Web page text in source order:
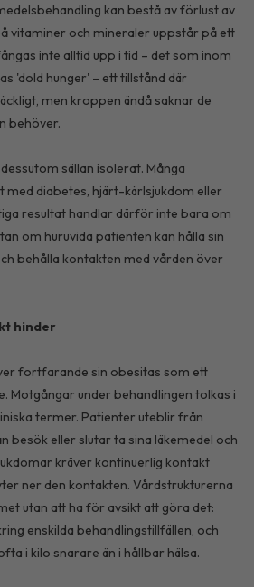
kan bestå av förlust av
vitaminer och mineraler uppstår på ett
inte alltid upp i tid – det som inom
'dold hunger' – ett tillstånd där
men kroppen ändå saknar de
behöver.
sällan isolerat. Många
diabetes, hjärt-kärlsjukdom eller
resultat handlar därför inte bara om
om huruvida patienten kan hålla sin
behålla kontakten med vården över
hinder
fortfarande sin obesitas som ett
Motgångar under behandlingen tolkas i
termer. Patienter uteblir från
besök eller slutar ta sina läkemedel och
kräver kontinuerlig kontakt
ner den kontakten. Vårdstrukturerna
utan att ha för avsikt att göra det:
enskilda behandlingstillfällen, och
i kilo snarare än i hållbar hälsa.